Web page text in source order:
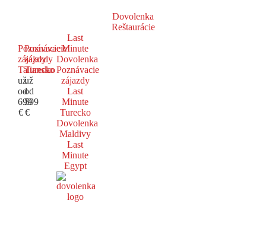
Dovolenka
Reštaurácie
Poznávacie
zájazdy
Taliansko
už
od
699
€
Poznávacie
zájazdy
Turecko
už
od
599
€
Last
Minute
Dovolenka
Poznávacie
zájazdy
Last
Minute
Turecko
Dovolenka
Maldivy
Last
Minute
Egypt